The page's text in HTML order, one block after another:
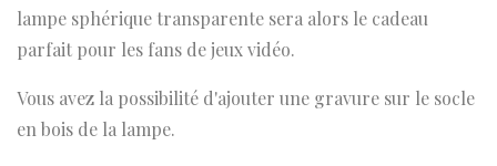
lampe sphérique transparente sera alors le cadeau
parfait pour les fans de jeux vidéo.
Vous avez la possibilité d'ajouter une gravure sur le socle
en bois de la lampe.